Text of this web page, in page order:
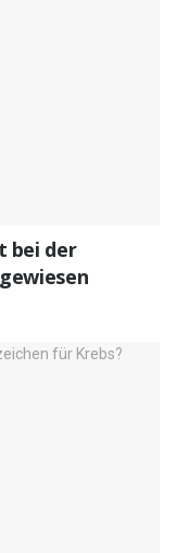
bei der